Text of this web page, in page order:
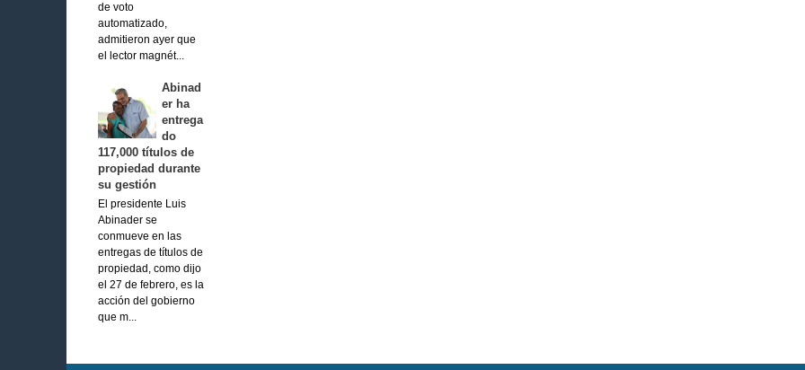
de voto
automatizado,
admitieron ayer que
el lector magnét...
Abinad
er ha
entrega
do
117,000 títulos de
propiedad durante
su gestión
El presidente Luis
Abinader se
conmueve en las
entregas de títulos de
propiedad, como dijo
el 27 de febrero, es la
acción del gobierno
que m...